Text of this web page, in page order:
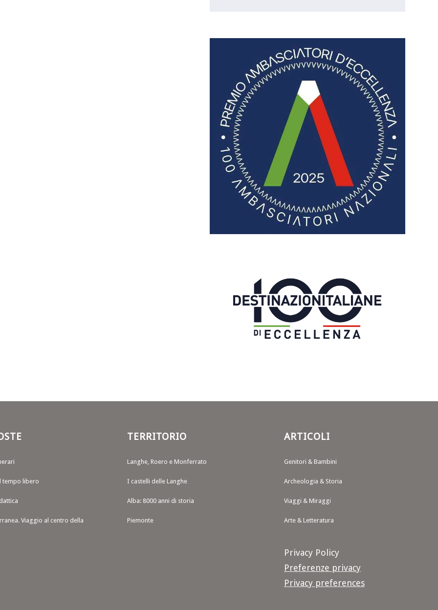
tempo libero
Viaggio al centro della
TERRITORIO
Langhe, Roero e Monferrato
I castelli delle Langhe
Alba: 8000 anni di storia
Piemonte
ARTICOLI
Genitori & Bambini
Archeologia & Storia
Viaggi & Miraggi
Arte & Letteratura
Privacy Policy
Preferenze privacy
Privacy preferences